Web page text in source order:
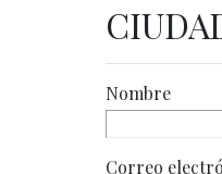
Nombre
Correo